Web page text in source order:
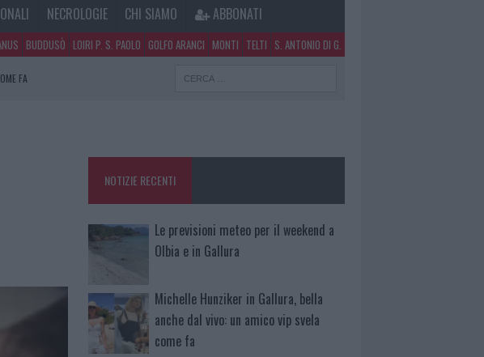
NECROLOGIE CHI SIAMO ABBONATI
BUDDUSÒ LOIRI P. S. PAOLO GOLFO ARANCI MONTI TELTI S. ANTONIO DI G.
FA
NOTIZIE RECENTI
Le previsioni meteo per il weekend a
Olbia e in Gallura
Michelle Hunziker in Gallura, bella
anche dal vivo: un amico vip svela
come fa